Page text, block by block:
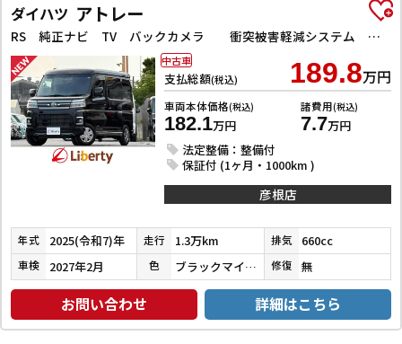
ダイハツ アトレー
RS 純正ナビ TV バックカメラ 衝突被害軽減システム クリアランスソナー オートクルーズコントロール 両側電動スライドドア スマートキー アイドリングストップ 電動格納ミラー オートライト
支払総額(税込) 189.8万円
車両本体価格(税込)
182.1万円
諸費用(税込)
7.7万円
法定整備：整備付
保証付 (1ヶ月・1000km )
中古車
彦根店
年式 2025(令和7)年 走行 1.3万km 排気 660cc
車検 2027年2月 色 ブラックマイカメタリック 修復 無
お問い合わせ 詳細はこちら